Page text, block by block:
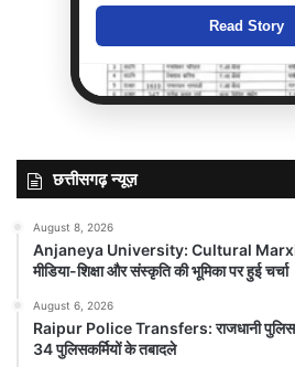
Read Story
Raipur Police Transfers:
में बड़ा फेरबदल, SI-ASI समेत
के तबादले
छत्तीसगढ़ न्यूज़
August 8, 2026
Anjaneya University: Cultural
मीडिया-शिक्षा और संस्कृति की भूमिका पर हुई चर्चा
August 6, 2026
Raipur Police Transfers: राजधानी
34 पुलिसकर्मियों के तबादले